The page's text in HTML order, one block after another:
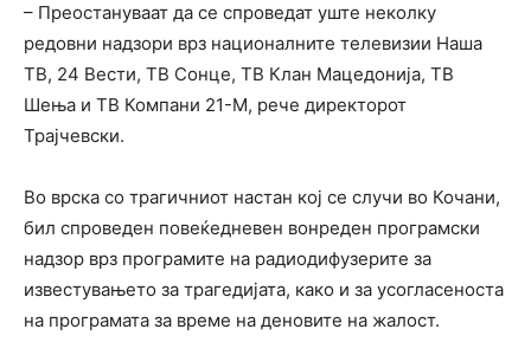
– Преостануваат да се спроведат уште неколку
редовни надзори врз националните телевизии Наша
ТВ, 24 Вести, ТВ Сонце, ТВ Клан Мацедонија, ТВ
Шења и ТВ Компани 21-М, рече директорот
Трајчевски.
Во врска со трагичниот настан кој се случи во Кочани,
бил спроведен повеќедневен вонреден програмски
надзор врз програмите на радиодифузерите за
известувањето за трагедијата, како и за усогласеноста
на програмата за време на деновите на жалост.